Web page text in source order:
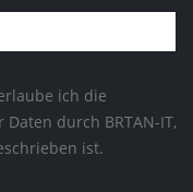
ich die
durch BRTAN-IT,
ist.